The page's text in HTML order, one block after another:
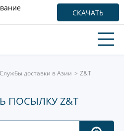
СКАЧАТЬ
Службы доставки в Азии Z&T
ПОСЫЛКУ Z&T